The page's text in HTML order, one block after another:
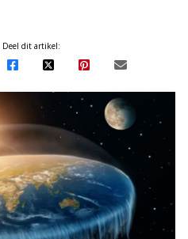
Deel dit artikel: